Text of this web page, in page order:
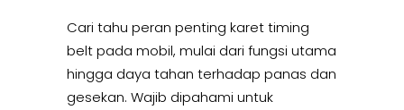
Cari tahu peran penting karet timing
belt pada mobil, mulai dari fungsi utama
hingga daya tahan terhadap panas dan
gesekan. Wajib dipahami untuk